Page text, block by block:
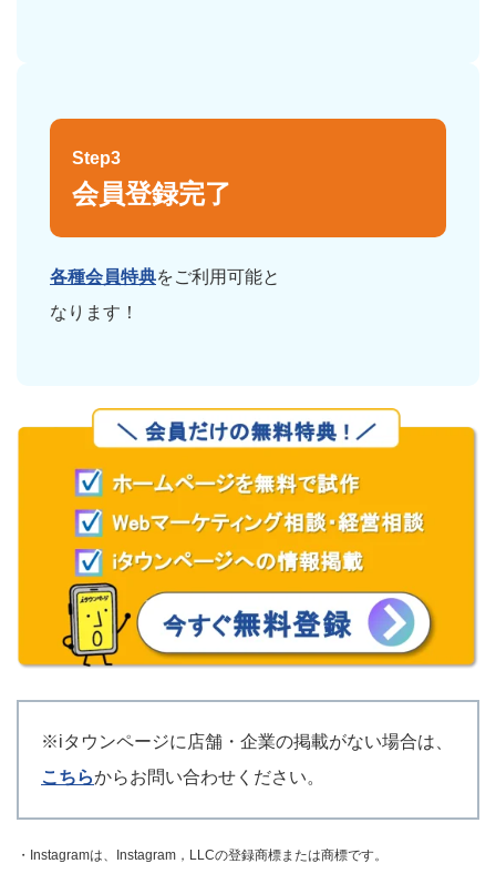
Step3
会員登録完了
各種会員特典をご利用可能と
なります！
※iタウンページに店舗・企業の掲載がない場合は、
こちらからお問い合わせください。
・Instagramは、Instagram，LLCの登録商標または商標です。